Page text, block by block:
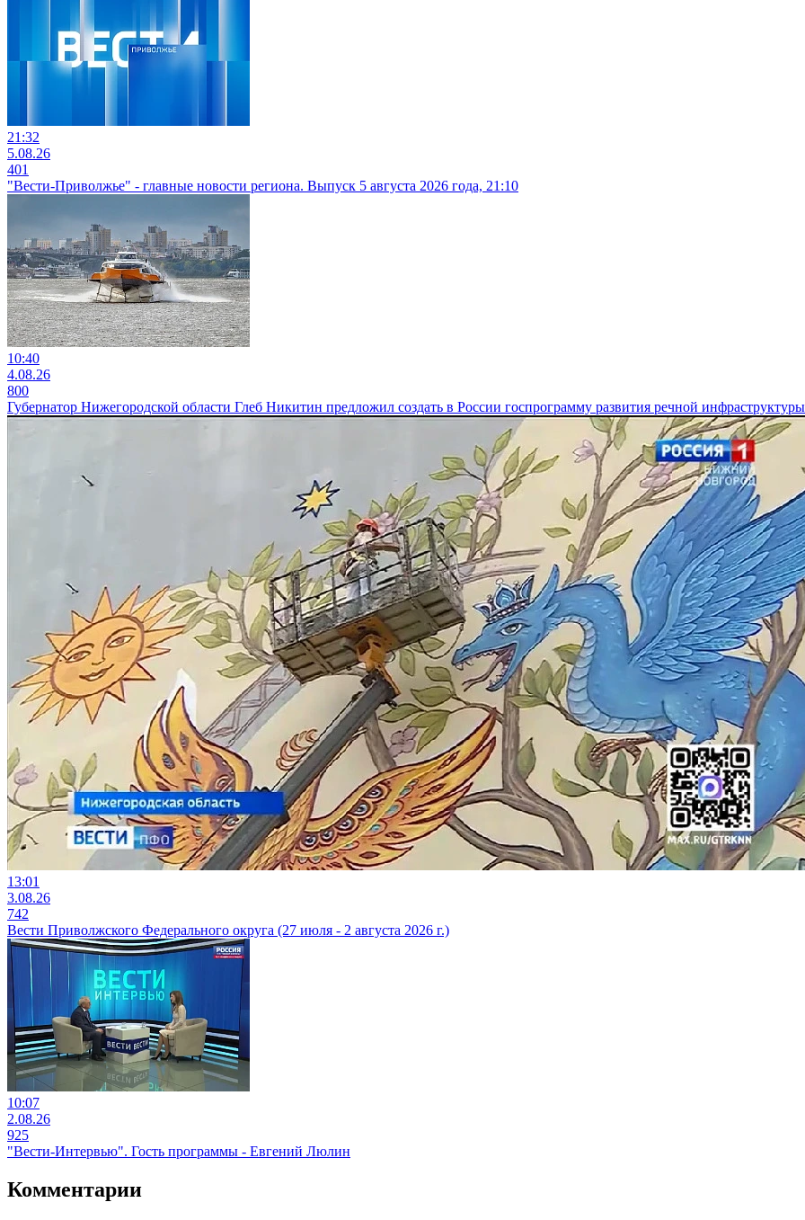
21:32
5.08.26
401
"Вести-Приволжье" - главные новости региона. Выпуск 5 августа 2026 года, 21:10
10:40
4.08.26
800
Губернатор Нижегородской области Глеб Никитин предложил создать в России госпрограмму развития речной инфраструктуры
13:01
3.08.26
742
Вести Приволжского Федерального округа (27 июля - 2 августа 2026 г.)
10:07
2.08.26
925
"Вести-Интервью". Гость программы - Евгений Люлин
Комментарии